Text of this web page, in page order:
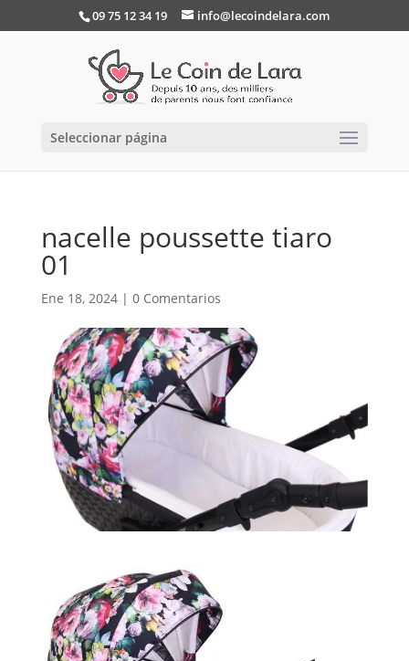
09 75 12 34 19 info@lecoindelara.com
Seleccionar página
nacelle poussette tiaro
01
Ene 18, 2024| 0 Comentarios